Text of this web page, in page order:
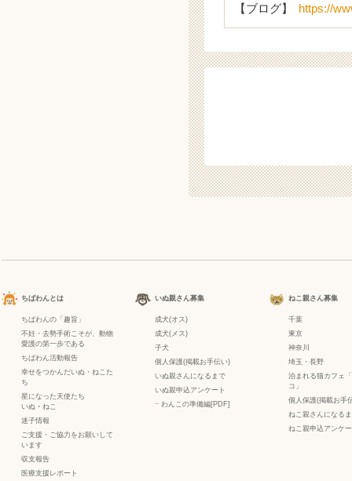
【ブログ】 https://
ちばわんとは
ちばわんの「趣旨」
不妊・去勢手術こそが、動物
愛護の第一歩である
ちばわん活動報告
幸せをつかんだいぬ・ねこた
ち
星になった天使たち
いぬ ・ ねこ
迷子情報
ご支援・ご協力をお願いして
います
収支報告
医療支援レポート
いぬ親さん募集
成犬(オス)
成犬(メス)
子犬
個人保護(掲載お手伝い)
いぬ親さんになるまで
いぬ親申込アンケート
− わんこの準備編[PDF]
ねこ親さん募集
千葉
東京
神奈川
埼玉・長野
泊まれる猫カフェ
コ」
個人保護(掲載お手
ねこ親さんになる
ねこ親申込アンケ